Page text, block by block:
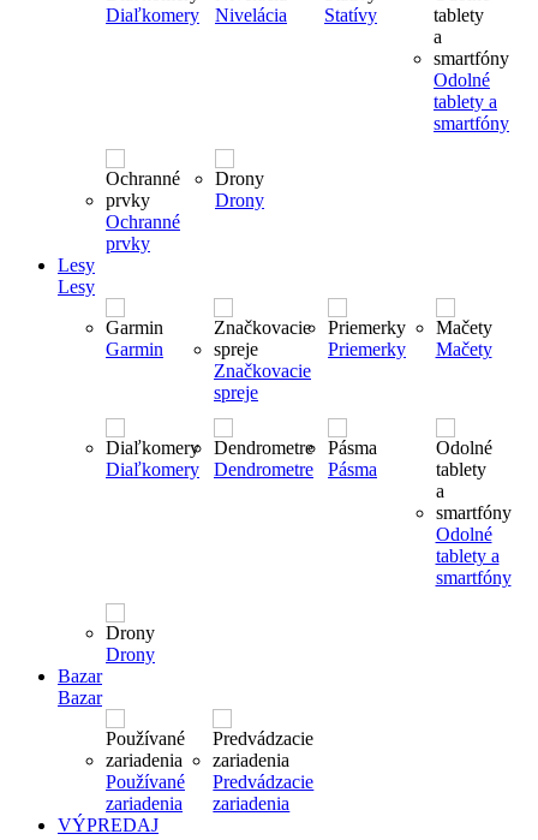
Diaľkomery Nivelácia Statívy
Odolné
tablety a
smartfóny
Ochranné
prvky
Drony
Lesy
Lesy
Garmin
Značkovacie
spreje
Priemerky Mačety
Diaľkomery Dendrometre Pásma
Odolné
tablety a
smartfóny
Drony
Bazar
Bazar
Používané
zariadenia
Predvádzacie
zariadenia
VÝPREDAJ